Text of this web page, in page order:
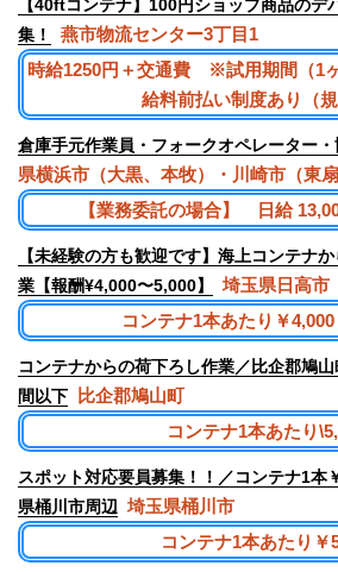
【40ftコンテナ】100円ショップ商品のデ
集！
燕市物流センター3丁目1
時給1250円＋交通費 ※試用期間（1
給料前払い制度あり（規
倉庫手元作業員・フォークオペレーター
県横浜市（大黒、本牧）・川崎市（東
【業務委託の場合】 日給
【未経験の方も歓迎です】海上コンテナ
業【報酬¥4,000〜5,000】
埼玉県日高市
コンテナ1本あたり￥
コンテナからの荷下ろし作業／比企郡鳩
間以下 比企郡鳩山町
コンテナ1本あたり
スポット対応要員募集！！／コンテナ1
県桶川市周辺 埼玉県桶川市
コンテナ1本あたり￥